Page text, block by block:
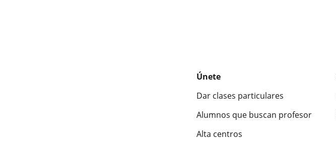
Únete
Dar clases particulares
Alumnos que buscan profesor
Alta centros